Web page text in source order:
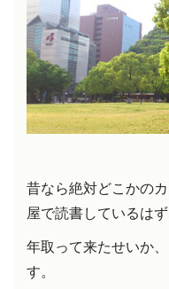
昔なら絶対どこかの
屋で読書しているはず
年取って来たせいか
す。